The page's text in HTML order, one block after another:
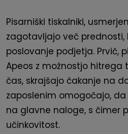
Pisarniški tiskalniki,
zagotavljajo več prednosti,
poslovanje podjetja. Prvič,
Apeos z možnostjo hitrega
čas, skrajšajo čakanje na
zaposlenim omogočajo,
na glavne naloge, s čimer
učinkovitost.